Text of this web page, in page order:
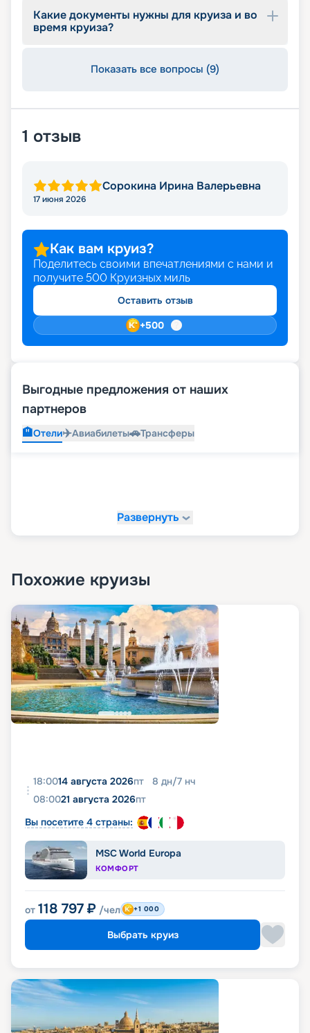
Какие документы нужны для круиза и во
время круиза?
Показать все вопросы (9)
1 отзыв
Сорокина Ирина Валерьевна
17 июня 2026
Как вам круиз?
Поделитесь своими впечатлениями с нами и
получите 500 Круизных миль
Оставить отзыв
+500
Выгодные предложения от наших
партнеров
🏨Отели✈️Авиабилеты🚗Трансферы
Развернуть
Похожие круизы
18:0014 августа 2026пт 8 дн/7 нч
08:0021 августа 2026пт
Вы посетите 4 страны:
MSC World Europa
КОМФОРТ
от 118 797 ₽ /чел +1 000
Выбрать круиз